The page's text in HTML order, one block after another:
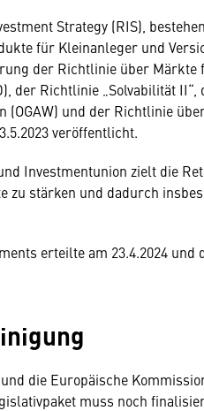
Strategy (RIS),
für Kleinanleger und
der Richtlinie über Märkte
der Richtlinie „Solvabilität
(OGAW) und der Richtlinie
veröffentlicht.
Investmentunion zielt die
zu stärken und dadurch
erteilte am 23.4.2024 und
die Europäische
muss noch